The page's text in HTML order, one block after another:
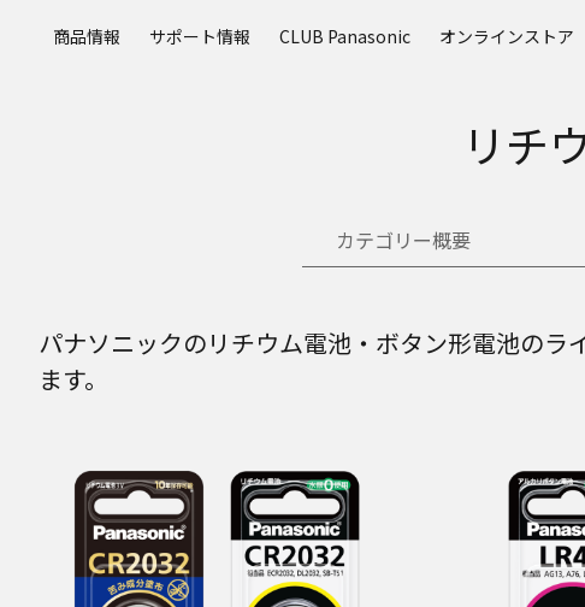
商品情報 サポート情報 CLUB Panasonic オンラインストア
リチ
カテゴリー概要
パナソニックのリチウム電池・ボタン形電池の
ます。